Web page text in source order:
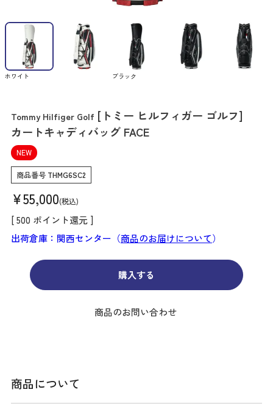
ホワイト ブラック
Tommy Hilfiger Golf [トミー ヒルフィガー ゴルフ]
カートキャディバッグ FACE
NEW
商品番号 THMG6SC2
¥55,000 税込
[500 ポイント還元 ]
出荷倉庫：関西センター（商品のお届けについて）
購入する
商品のお問い合わせ
商品について